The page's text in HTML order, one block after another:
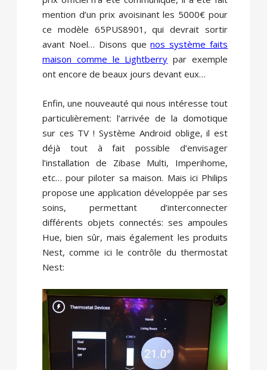
mention d’un prix avoisinant les 5000€ pour
ce modèle 65PUS8901, qui devrait sortir
avant Noel… Disons quenos système faits
maison comme le Lightberry par exemple
ont encore de beaux jours devant eux…
Enfin, une nouveauté qui nous intéresse tout
particulièrement: l’arrivée de la domotique
sur ces TV ! Système Android oblige, il est
déjà tout à fait possible d’envisager
l’installation de Zibase Multi, Imperihome,
etc… pour piloter sa maison. Mais ici Philips
propose une application développée par ses
soins, permettant d’interconnecter
différents objets connectés: ses ampoules
Hue, bien sûr, mais également les produits
Nest, comme ici le contrôle du thermostat
Nest: